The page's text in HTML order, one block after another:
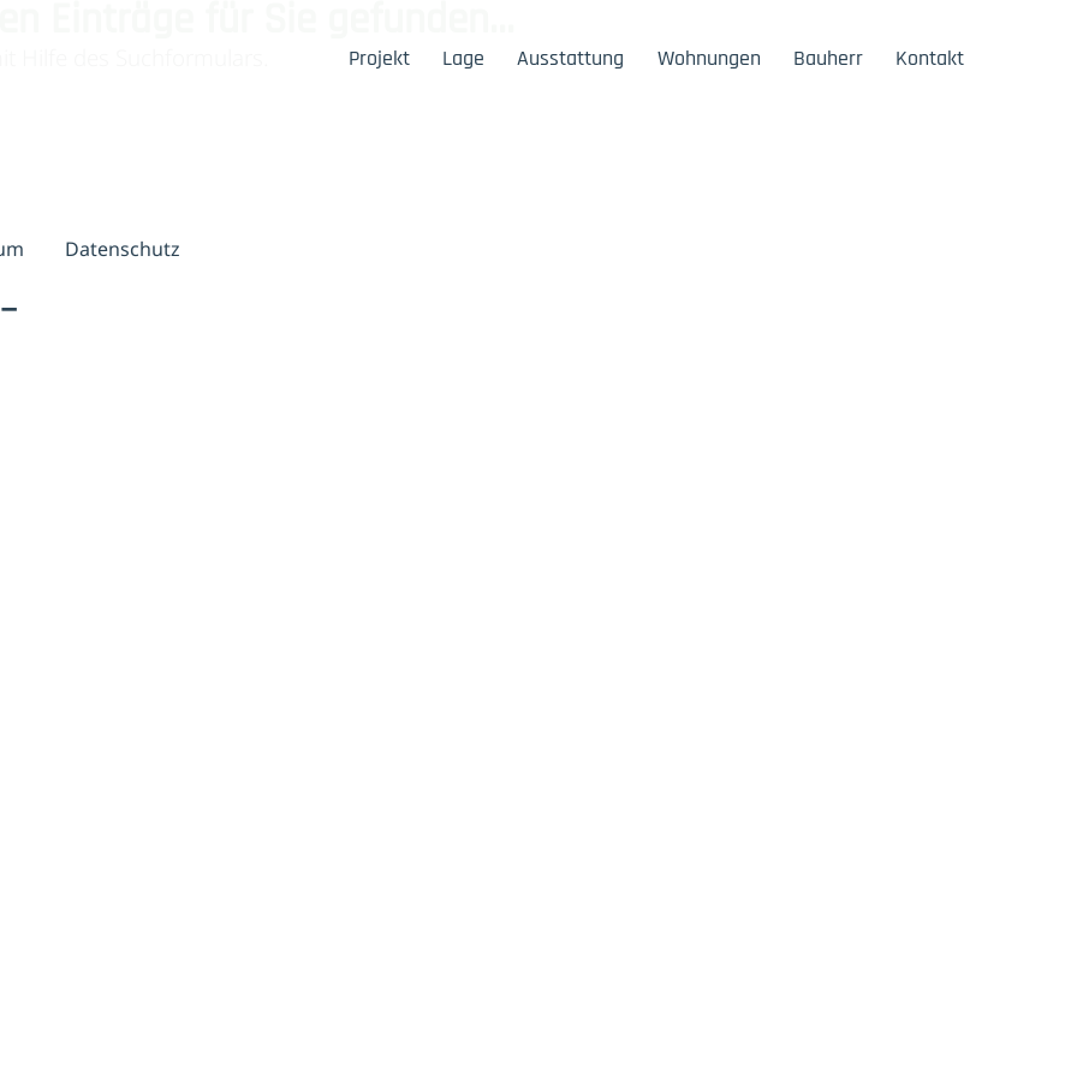
Projekt Lage Ausstattung Wohnungen Bauherr Kontakt
Einträge für Sie gefunden...
Hilfe des Suchformulars.
Datenschutz